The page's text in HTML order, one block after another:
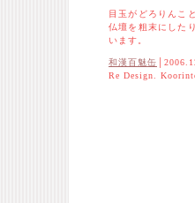
目玉がどろりんこ
仏壇を粗末にした
います。
和漢百魅缶
Re Design.